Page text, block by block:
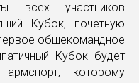
всех участников
Кубок, почетную
общекомандное
Кубок будет
армспорт, которому